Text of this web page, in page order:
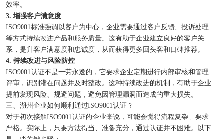
效率。
3. 增强客户满意度
ISO9001标准强调以客户为中心，企业需要通过客户反馈、投诉处理
等方式持续改进产品和服务质量。这有助于企业建立良好的客户关
系，提升客户满意度和忠诚度，从而获得更多回头客和口碑推荐。
4. 持续改进与风险防控
ISO9001认证不是一劳永逸的，它要求企业定期进行内部审核和管理
评审，识别潜在问题并及时整改。这种持续改进的机制，有助于企业
提前发现风险、规避问题，避免因管理漏洞而造成的重大损失。
三、湖州企业如何顺利通过ISO9001认证？
对于初次接触ISO9001认证的企业来说，可能会觉得流程复杂、要求
严格。实际上，只要方法得当、准备充分，通过认证并不困难。以下